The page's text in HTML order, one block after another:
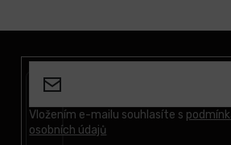
Vložením e-mailu souhlasíte s
osobních údajů